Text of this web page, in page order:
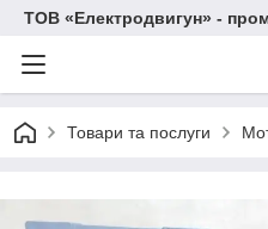
ТОВ «Електродвигун» -
Товари та послуги